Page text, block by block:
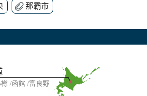
那霸市
樽 函館 富良野